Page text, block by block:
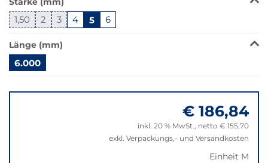
der
Filter
auf
die
beste
Alternative
in
1,50 2 3 4 5 6
Länge (mm)
6.000
zu
€ 186,84
inkl. 20 % MwSt., netto € 155,70
exkl. Verpackungs,- und Versandkosten
Einheit M